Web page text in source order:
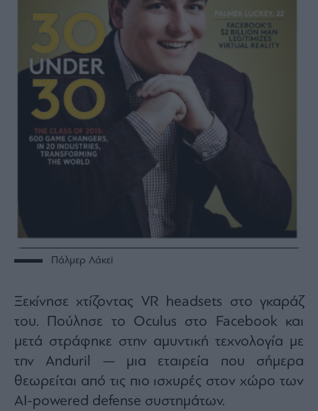
Πάλμερ Λάκεϊ
Ξεκίνησε χτίζοντας VR headsets στο γκαράζ
του. Πούλησε το Oculus στο Facebook και
μετά στράφηκε στην αμυντική τεχνολογία με
την Anduril — μια εταιρεία που σήμερα
θεωρείται από τις πιο ισχυρές στον χώρο των
AI-powered defense συστημάτων.